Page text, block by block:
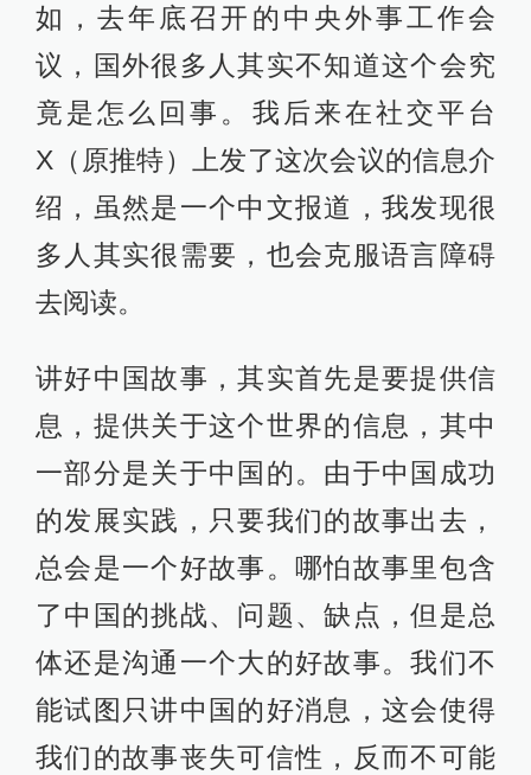
如，去年底召开的中央外事工作会
议，国外很多人其实不知道这个会究
竟是怎么回事。我后来在社交平台
X（原推特）上发了这次会议的信息介
绍，虽然是一个中文报道，我发现很
多人其实很需要，也会克服语言障碍
去阅读。
讲好中国故事，其实首先是要提供信
息，提供关于这个世界的信息，其中
一部分是关于中国的。由于中国成功
的发展实践，只要我们的故事出去，
总会是一个好故事。哪怕故事里包含
了中国的挑战、问题、缺点，但是总
体还是沟通一个大的好故事。我们不
能试图只讲中国的好消息，这会使得
我们的故事丧失可信性，反而不可能